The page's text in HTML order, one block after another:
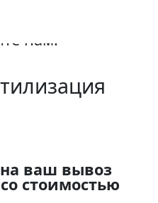
нам:
ваш вывоз
стоимостью